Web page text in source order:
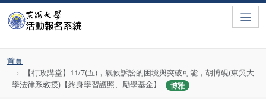
首頁
【行政講堂】11/7(五)，氣候訴訟的困境與突破可能，胡博硯(東吳大
學法律系教授)【終身學習護照、勵學基金】
博雅